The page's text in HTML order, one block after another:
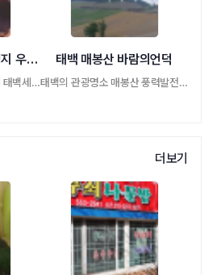
태백 태양의 후예 촬영지 우르크 태백부대
드라마 촬영지 태양의후예 태백세트장
태백 매봉산 바람의언덕
태백의 관광명소 매봉산 풍력발전단지 고랭 …
더보기